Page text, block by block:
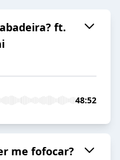
ft.
48:52
me fofocar?